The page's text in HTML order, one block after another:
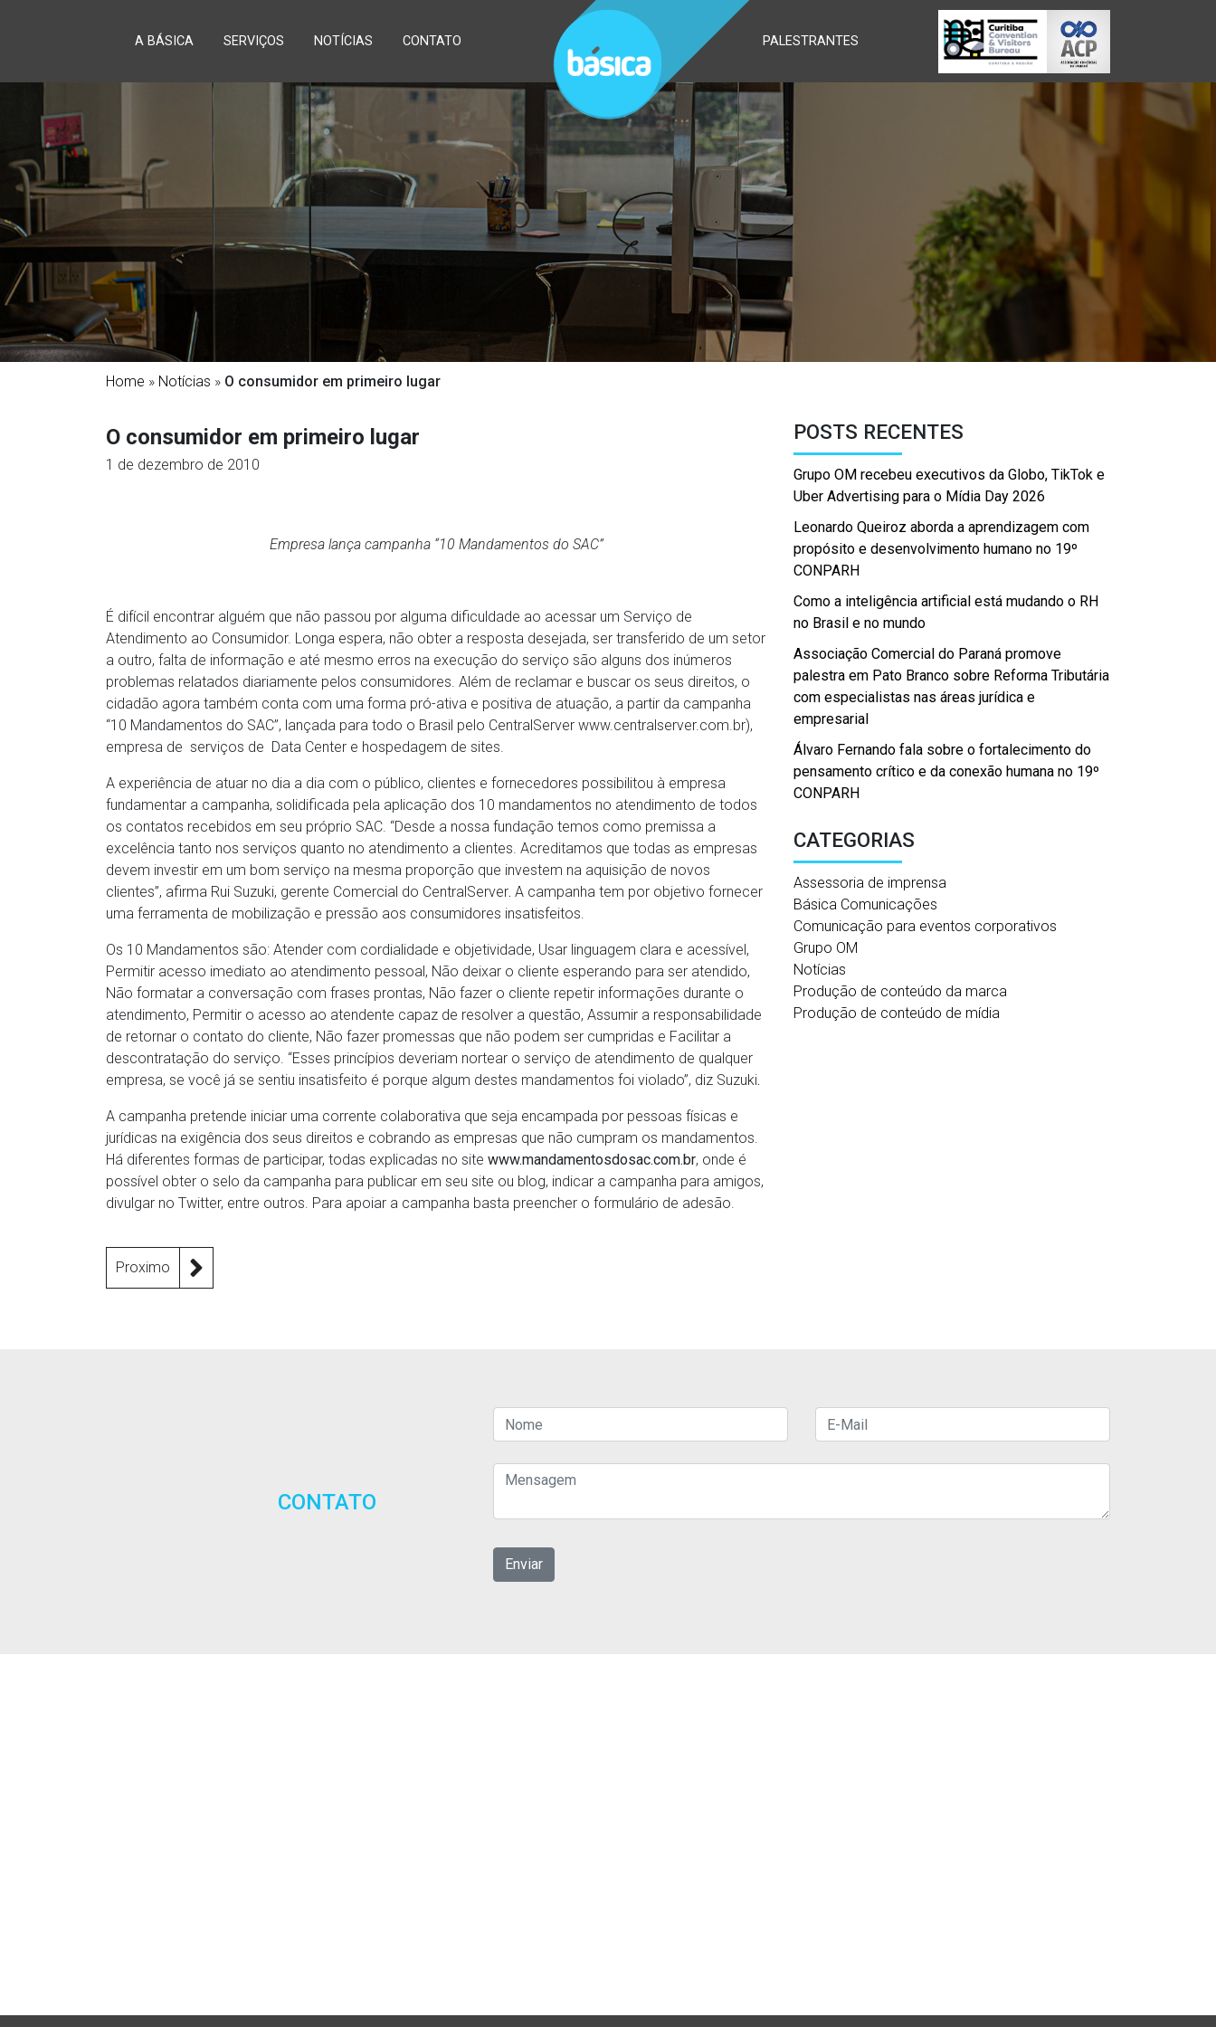
A BÁSICA SERVIÇOS NOTÍCIAS CONTATO PALESTRANTES
Home » Notícias » O consumidor em primeiro lugar
O consumidor em primeiro lugar
1 de dezembro de 2010
Empresa lança campanha “10 Mandamentos do SAC”
É difícil encontrar alguém que não passou por alguma dificuldade ao acessar um Serviço de
Atendimento ao Consumidor. Longa espera, não obter a resposta desejada, ser transferido de um setor
a outro, falta de informação e até mesmo erros na execução do serviço são alguns dos inúmeros
problemas relatados diariamente pelos consumidores. Além de reclamar e buscar os seus direitos, o
cidadão agora também conta com uma forma pró-ativa e positiva de atuação, a partir da campanha
“10 Mandamentos do SAC”, lançada para todo o Brasil pelo CentralServer www.centralserver.com.br),
empresa de serviços de Data Center e hospedagem de sites.
A experiência de atuar no dia a dia com o público, clientes e fornecedores possibilitou à empresa
fundamentar a campanha, solidificada pela aplicação dos 10 mandamentos no atendimento de todos
os contatos recebidos em seu próprio SAC. “Desde a nossa fundação temos como premissa a
excelência tanto nos serviços quanto no atendimento a clientes. Acreditamos que todas as empresas
devem investir em um bom serviço na mesma proporção que investem na aquisição de novos
clientes”, afirma Rui Suzuki, gerente Comercial do CentralServer. A campanha tem por objetivo fornecer
uma ferramenta de mobilização e pressão aos consumidores insatisfeitos.
Os 10 Mandamentos são: Atender com cordialidade e objetividade, Usar linguagem clara e acessível,
Permitir acesso imediato ao atendimento pessoal, Não deixar o cliente esperando para ser atendido,
Não formatar a conversação com frases prontas, Não fazer o cliente repetir informações durante o
atendimento, Permitir o acesso ao atendente capaz de resolver a questão, Assumir a responsabilidade
de retornar o contato do cliente, Não fazer promessas que não podem ser cumpridas e Facilitar a
descontratação do serviço. “Esses princípios deveriam nortear o serviço de atendimento de qualquer
empresa, se você já se sentiu insatisfeito é porque algum destes mandamentos foi violado”, diz Suzuki.
A campanha pretende iniciar uma corrente colaborativa que seja encampada por pessoas físicas e
jurídicas na exigência dos seus direitos e cobrando as empresas que não cumpram os mandamentos.
Há diferentes formas de participar, todas explicadas no site www.mandamentosdosac.com.br, onde é
possível obter o selo da campanha para publicar em seu site ou blog, indicar a campanha para amigos,
divulgar no Twitter, entre outros. Para apoiar a campanha basta preencher o formulário de adesão.
Proximo
POSTS RECENTES
Grupo OM recebeu executivos da Globo, TikTok e
Uber Advertising para o Mídia Day 2026
Leonardo Queiroz aborda a aprendizagem com
propósito e desenvolvimento humano no 19º
CONPARH
Como a inteligência artificial está mudando o RH
no Brasil e no mundo
Associação Comercial do Paraná promove
palestra em Pato Branco sobre Reforma Tributária
com especialistas nas áreas jurídica e
empresarial
Álvaro Fernando fala sobre o fortalecimento do
pensamento crítico e da conexão humana no 19º
CONPARH
CATEGORIAS
Assessoria de imprensa
Básica Comunicações
Comunicação para eventos corporativos
Grupo OM
Notícias
Produção de conteúdo da marca
Produção de conteúdo de mídia
CONTATO